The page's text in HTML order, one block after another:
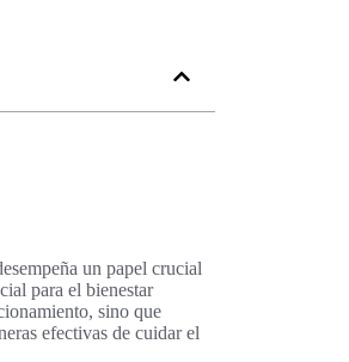
un papel crucial
para el bienestar
sino que
efectivas de cuidar el